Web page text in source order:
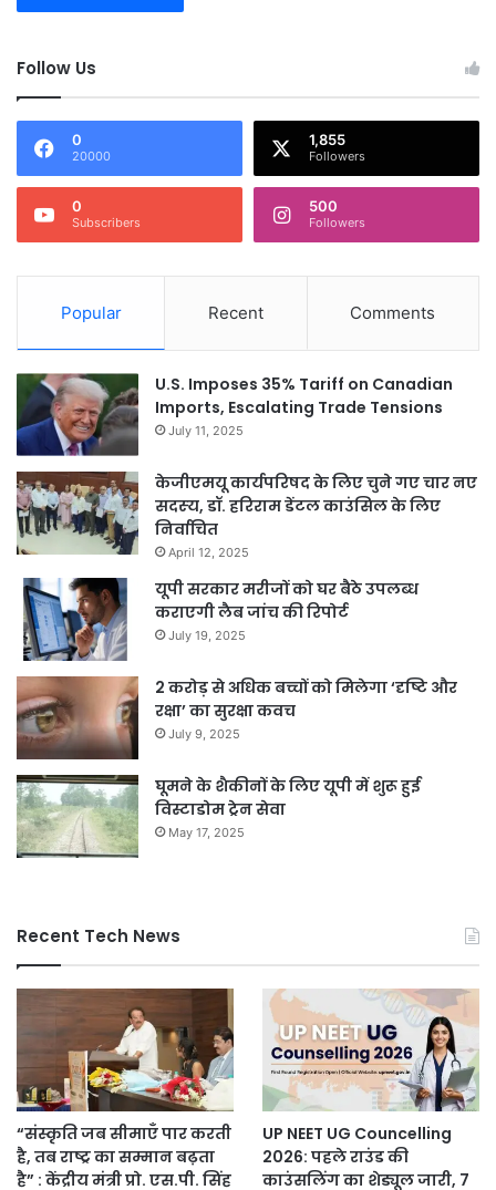
Follow Us
0
20000
1,855
Followers
0
Subscribers
500
Followers
Popular Recent Comments
U.S. Imposes 35% Tariff on Canadian
Imports, Escalating Trade Tensions
July 11, 2025
केजीएमयू कार्यपरिषद के लिए चुने गए चार नए
सदस्‍य, डॉ. हरिराम डेंटल काउंसिल के लिए
निर्वाचित
April 12, 2025
यूपी सरकार मरीजों को घर बैठे उपलब्ध
कराएगी लैब जांच की रिपोर्ट
July 19, 2025
2 करोड़ से अधिक बच्चों को मिलेगा ‘दृष्टि और
रक्षा’ का सुरक्षा कवच
July 9, 2025
घूमने के शैकीनों के लिए यूपी में शुरू हुई
विस्टाडोम ट्रेन सेवा
May 17, 2025
Recent Tech News
“संस्कृति जब सीमाएँ पार करती
है, तब राष्ट्र का सम्मान बढ़ता
है” : केंद्रीय मंत्री प्रो. एस.पी. सिंह
UP NEET UG Councelling
2026: पहले राउंड की
काउंसलिंग का शेड्यूल जारी, 7